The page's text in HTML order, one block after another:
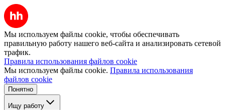
Мы используем файлы cookie, чтобы обеспечивать
правильную работу нашего веб-сайта и анализировать сетевой
трафик.
Правила использования файлов cookie
Мы используем файлы cookie. Правила использования
файлов cookie
Понятно
Ищу работу